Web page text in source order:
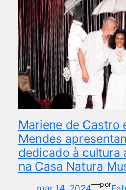
Mariene de Castro
Mendes
dedicado à cultura
na Casa Natura
—por